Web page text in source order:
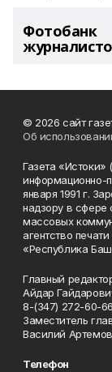
Фотобанк
© 2026 сайт
Об
Газета «Истоки»
информационно-
января 1991 г.
надзору в сфере
массовых
агентство
«Республика
Главный
Айдар
8-(347) 272-60-66
Заместитель
Василий
Телефон